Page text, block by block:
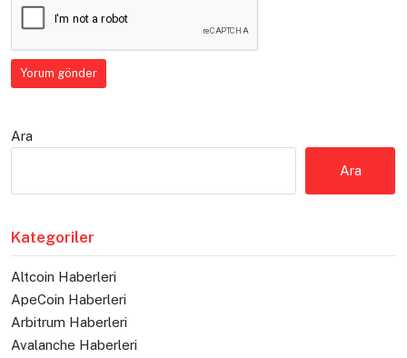
Ara
Ara
Kategoriler
Altcoin Haberleri
ApeCoin Haberleri
Arbitrum Haberleri
Avalanche Haberleri